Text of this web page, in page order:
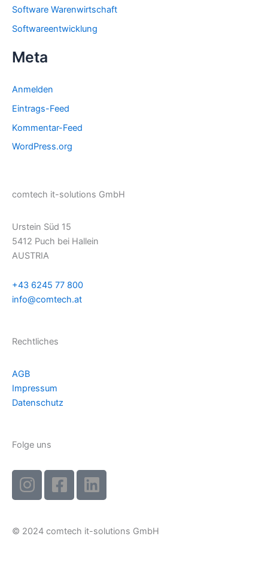
Software Warenwirtschaft
Softwareentwicklung
Meta
Anmelden
Eintrags-Feed
Kommentar-Feed
WordPress.org
comtech it-solutions GmbH
Urstein Süd 15
5412 Puch bei Hallein
AUSTRIA
+43 6245 77 800
info@comtech.at
Rechtliches
AGB
Impressum
Datenschutz
Folge uns
I
n
a
F
a
b
L
i
e
© 2024 comtech it-solutions GmbH